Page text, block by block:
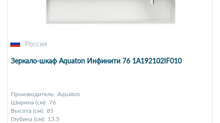
Россия
Зеркало-шкаф Aquaton Инфинити 76 1A192102IF010
Производитель: Aquaton
Ширина (см): 76
Высота (см): 85
Глубина (см): 13.5